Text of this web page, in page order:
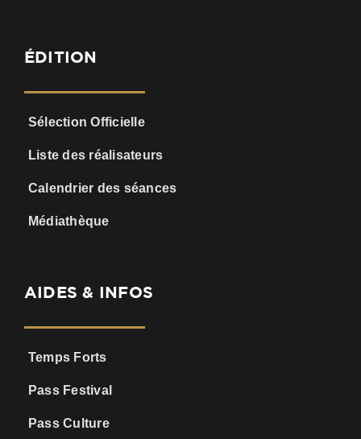
ÉDITION
Sélection Officielle
Liste des réalisateurs
Calendrier des séances
Médiathèque
AIDES & INFOS
Temps Forts
Pass Festival
Pass Culture